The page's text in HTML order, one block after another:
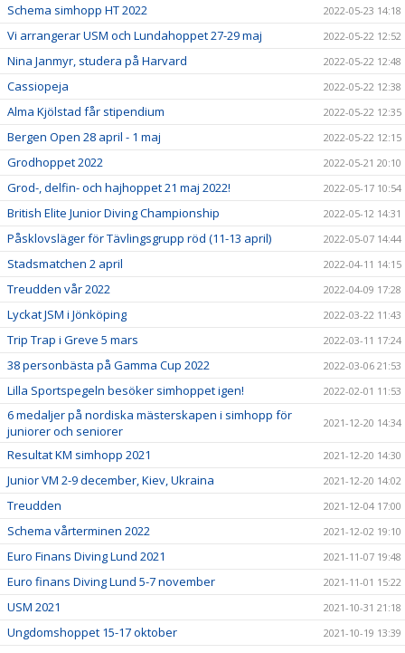
Schema simhopp HT 2022 2022-05-23 14:18
Vi arrangerar USM och Lundahoppet 27-29 maj 2022-05-22 12:52
Nina Janmyr, studera på Harvard 2022-05-22 12:48
Cassiopeja 2022-05-22 12:38
Alma Kjölstad får stipendium 2022-05-22 12:35
Bergen Open 28 april - 1 maj 2022-05-22 12:15
Grodhoppet 2022 2022-05-21 20:10
Grod-, delfin- och hajhoppet 21 maj 2022! 2022-05-17 10:54
British Elite Junior Diving Championship 2022-05-12 14:31
Påsklovsläger för Tävlingsgrupp röd (11-13 april) 2022-05-07 14:44
Stadsmatchen 2 april 2022-04-11 14:15
Treudden vår 2022 2022-04-09 17:28
Lyckat JSM i Jönköping 2022-03-22 11:43
Trip Trap i Greve 5 mars 2022-03-11 17:24
38 personbästa på Gamma Cup 2022 2022-03-06 21:53
Lilla Sportspegeln besöker simhoppet igen! 2022-02-01 11:53
6 medaljer på nordiska mästerskapen i simhopp för
juniorer och seniorer
2021-12-20 14:34
Resultat KM simhopp 2021 2021-12-20 14:30
Junior VM 2-9 december, Kiev, Ukraina 2021-12-20 14:02
Treudden 2021-12-04 17:00
Schema vårterminen 2022 2021-12-02 19:10
Euro Finans Diving Lund 2021 2021-11-07 19:48
Euro finans Diving Lund 5-7 november 2021-11-01 15:22
USM 2021 2021-10-31 21:18
Ungdomshoppet 15-17 oktober 2021-10-19 13:39